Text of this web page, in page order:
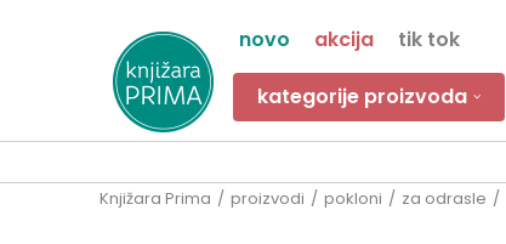
novo akcija tik tok
kategorije proizvoda
Knjižara Prima proizvodi pokloni za odrasle